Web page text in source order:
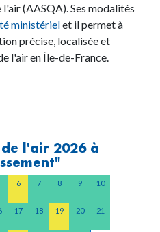
(AASQA). Ses modalités
ministérielet il permet à
précise, localisée et
l'air en Île-de-France.
l'air 2026 à
6 7 8 9 10
17 18 19 20 21